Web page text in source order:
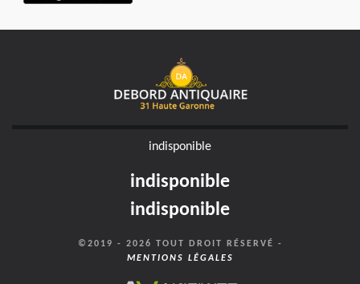
indisponible
indisponible
indisponible
©2019 - 2026 TOUT DROIT RÉSERVÉ -
MENTIONS LÉGALES